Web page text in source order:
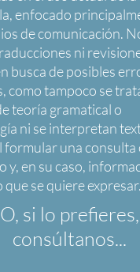
O, si lo prefieres,
consúltanos...